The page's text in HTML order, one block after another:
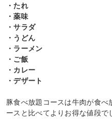
・たれ
・薬味
・サラダ
・うどん
・ラーメン
・ご飯
・カレー
・デザート
豚食べ放題コースは牛肉が食
ースと比べてよりお得な値段